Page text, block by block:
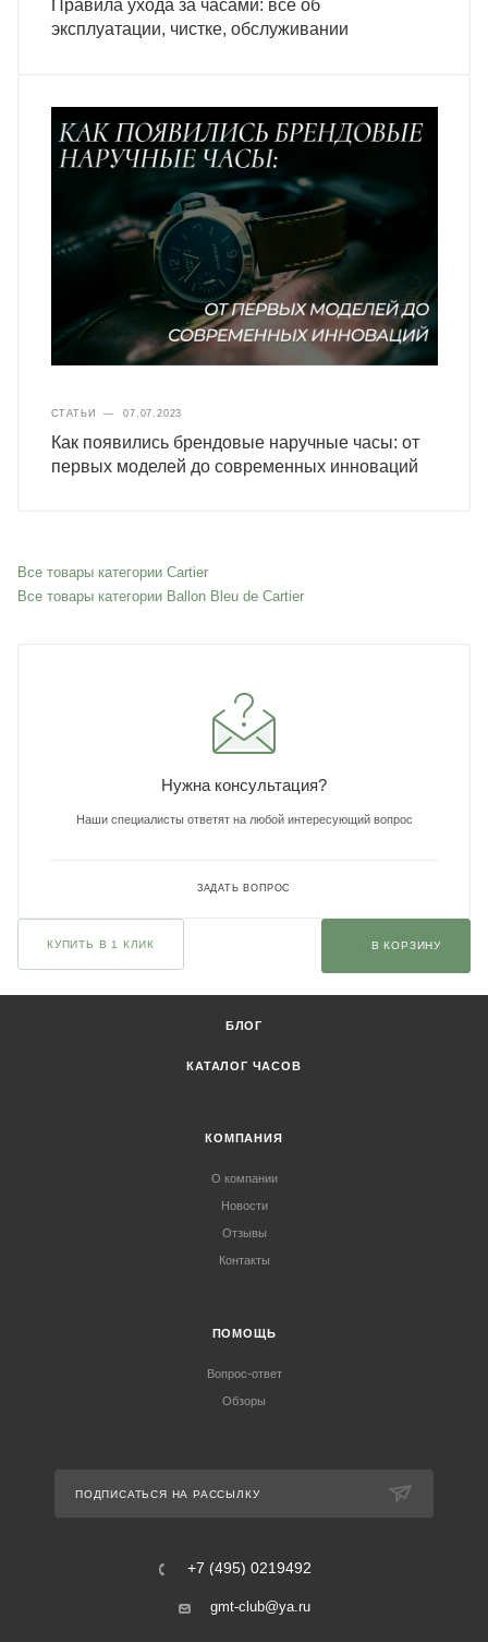
Правила ухода за часами: все об
эксплуатации, чистке, обслуживании
СТАТЬИ — 07.07.2023
Как появились брендовые наручные часы: от
первых моделей до современных инноваций
Все товары категории Cartier
Все товары категории Ballon Bleu de Cartier
Нужна консультация?
Наши специалисты ответят на любой интересующий вопрос
ЗАДАТЬ ВОПРОС
КУПИТЬ В 1 КЛИК В КОРЗИНУ
БЛОГ
КАТАЛОГ ЧАСОВ
КОМПАНИЯ
О компании
Новости
Отзывы
Контакты
ПОМОЩЬ
Вопрос-ответ
Обзоры
ПОДПИСАТЬСЯ НА РАССЫЛКУ
+7 (495) 0219492
gmt-club@ya.ru